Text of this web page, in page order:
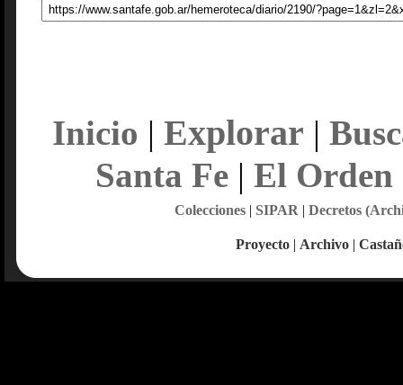
Inicio | Explorar |
Santa Fe| El Orden
Colecciones| SIPAR | Decretos
Proyecto | Archivo |